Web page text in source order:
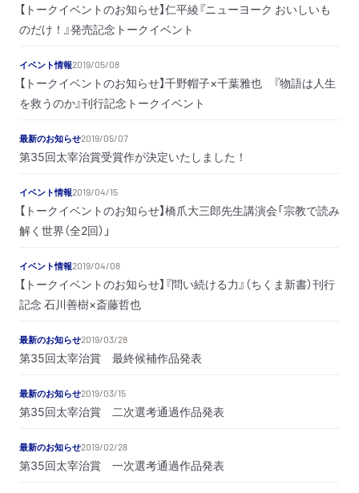
【トークイベントのお知らせ】仁平綾『ニューヨーク おいしいも
のだけ！』発売記念トークイベント
イベント情報2019/05/08
【トークイベントのお知らせ】千野帽子×千葉雅也 『物語は人生
を救うのか』刊行記念トークイベント
最新のお知らせ2019/05/07
第35回太宰治賞受賞作が決定いたしました！
イベント情報2019/04/15
【トークイベントのお知らせ】橋爪大三郎先生講演会「宗教で読み
解く世界（全2回）」
イベント情報2019/04/08
【トークイベントのお知らせ】『問い続ける力』（ちくま新書）刊行
記念 石川善樹×斎藤哲也
最新のお知らせ2019/03/28
第35回太宰治賞 最終候補作品発表
最新のお知らせ2019/03/15
第35回太宰治賞 二次選考通過作品発表
最新のお知らせ2019/02/28
第35回太宰治賞 一次選考通過作品発表